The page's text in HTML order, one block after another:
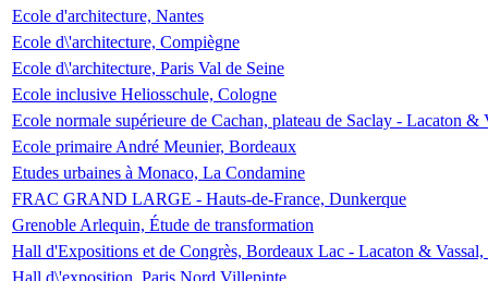
Ecole d'architecture, Nantes
Ecole d\'architecture, Compiègne
Ecole d\'architecture, Paris Val de Seine
Ecole inclusive Heliosschule, Cologne
Ecole normale supérieure de Cachan, plateau de Saclay - Lacaton &
Ecole primaire André Meunier, Bordeaux
Etudes urbaines à Monaco, La Condamine
FRAC GRAND LARGE - Hauts-de-France, Dunkerque
Grenoble Arlequin, Étude de transformation
Hall d'Expositions et de Congrès, Bordeaux Lac - Lacaton &
Hall d\'exposition, Paris Nord Villepinte